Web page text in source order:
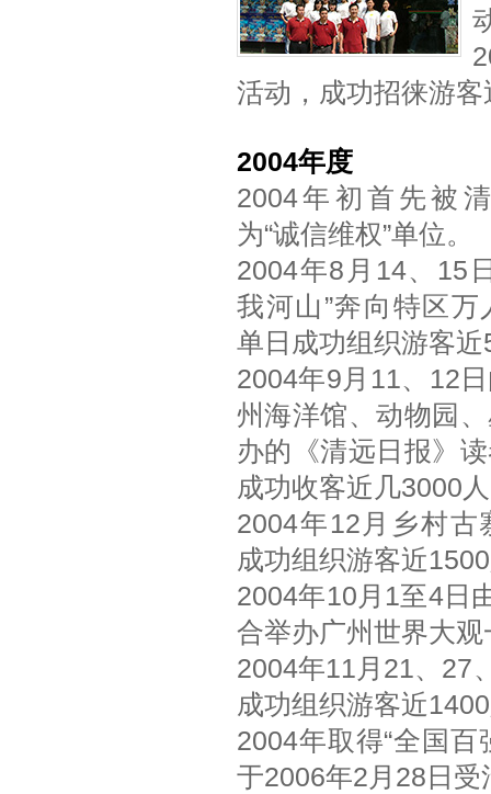
活动，成功招徕游
2004年度
2004年初首先被
为“诚信维权”单位。
2004年8月14、15
我河山”奔向特区
单日成功组织游客
2004年9月11、12
州海洋馆、动物园
办的《清远日报》
成功收客近几3000
2004年12月乡村古
成功组织游客近
2004年10月1至4日
合举办广州世界大
2004年11月21、27
成功组织游客近
2004年取得“全国
于2006年2月28日